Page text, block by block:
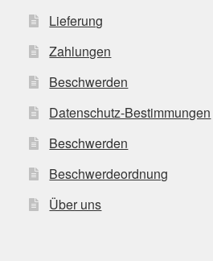
Lieferung
Zahlungen
Beschwerden
Datenschutz-Bestimmungen
Beschwerden
Beschwerdeordnung
Über uns